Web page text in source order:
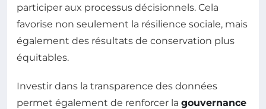
participer aux processus décisionnels. Cela
favorise non seulement la résilience sociale, mais
également des résultats de conservation plus
équitables.
Investir dans la transparence des données
permet également de renforcer la gouvernance